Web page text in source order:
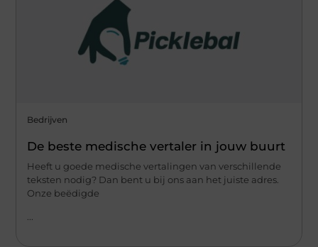
Bedrijven
De beste medische vertaler in jouw buurt
Heeft u goede medische vertalingen van verschillende
teksten nodig? Dan bent u bij ons aan het juiste adres.
Onze beëdigde